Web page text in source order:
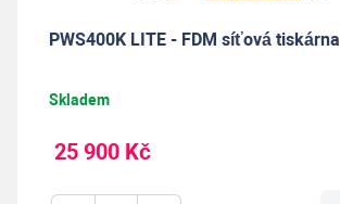
PWS400K LITE - FDM síťová tiskárna
Skladem
25 900 Kč